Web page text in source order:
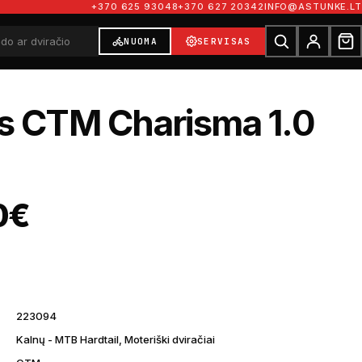
+370 625 93048+370 627 20342INFO@ASTUNKE.LT
NUOMA SERVISAS
CTM Charisma 1.0
€
223094
Kalnų - MTB Hardtail, Moteriški dviračiai